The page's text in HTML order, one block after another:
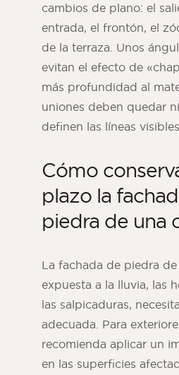
cambios de plano: el
entrada, el frontón, el
de la terraza. Unos
evitan el efecto de
más profundidad al
uniones deben quedar
definen las líneas
Cómo
plazo la
piedra de una
La fachada de piedra de
expuesta a la lluvia, las
las salpicaduras,
adecuada. Para
recomienda aplicar un
en las superficies